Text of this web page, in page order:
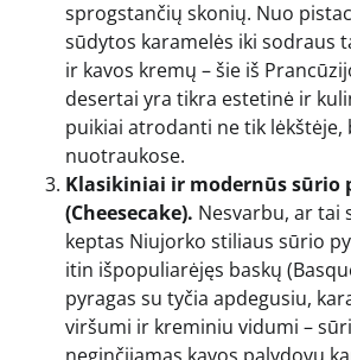
sprogstančių skonių. Nuo
sūdytos karamelės iki sodraus
ir kavos kremų – šie iš
desertai yra tikra estetinė ir
puikiai atrodanti ne tik lėkštėje,
nuotraukose.
Klasikiniai ir modernūs sūrio
(Cheesecake). Nesvarbu, ar tai
keptas Niujorko stiliaus sūrio
itin išpopuliarėjęs baskų
pyragas su tyčia apdegusiu,
viršumi ir kreminiu vidumi –